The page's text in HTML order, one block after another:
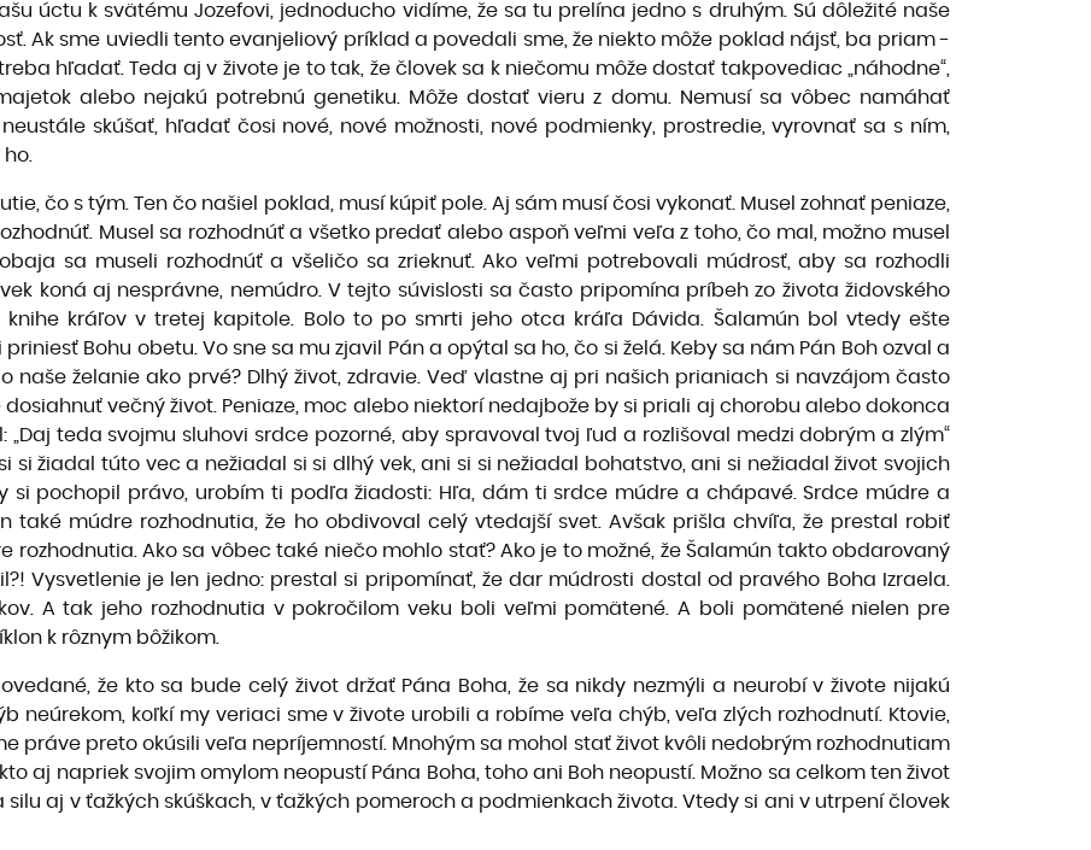
úctu k svätému Jozefovi, jednoducho vidíme, že sa tu prelína jedno s druhým. Sú dôležité naše
Ak sme uviedli tento evanjeliový príklad a povedali sme, že niekto môže poklad nájsť, ba priam -
hľadať. Teda aj v živote je to tak, že človek sa k niečomu môže dostať takpovediac „náhodne“,
alebo nejakú potrebnú genetiku. Môže dostať vieru z domu. Nemusí sa vôbec namáhať
skúšať, hľadať čosi nové, nové možnosti, nové podmienky, prostredie, vyrovnať sa s ním,
čo s tým. Ten čo našiel poklad, musí kúpiť pole. Aj sám musí čosi vykonať. Musel zohnať peniaze,
Musel sa rozhodnúť a všetko predať alebo aspoň veľmi veľa z toho, čo mal, možno musel
sa museli rozhodnúť a všeličo sa zrieknuť. Ako veľmi potrebovali múdrosť, aby sa rozhodli
koná aj nesprávne, nemúdro. V tejto súvislosti sa často pripomína príbeh zo života židovského
knihe kráľov v tretej kapitole. Bolo to po smrti jeho otca kráľa Dávida. Šalamún bol vtedy ešte
Bohu obetu. Vo sne sa mu zjavil Pán a opýtal sa ho, čo si želá. Keby sa nám Pán Boh ozval a
naše želanie ako prvé? Dlhý život, zdravie. Veď vlastne aj pri našich prianiach si navzájom často
večný život. Peniaze, moc alebo niektorí nedajbože by si priali aj chorobu alebo dokonca
teda svojmu sluhovi srdce pozorné, aby spravoval tvoj ľud a rozlišoval medzi dobrým a zlým“
si žiadal túto vec a nežiadal si si dlhý vek, ani si si nežiadal bohatstvo, ani si nežiadal život svojich
si pochopil právo, urobím ti podľa žiadosti: Hľa, dám ti srdce múdre a chápavé. Srdce múdre a
také múdre rozhodnutia, že ho obdivoval celý vtedajší svet. Avšak prišla chvíľa, že prestal robiť
Ako sa vôbec také niečo mohlo stať? Ako je to možné, že Šalamún takto obdarovaný
Vysvetlenie je len jedno: prestal si pripomínať, že dar múdrosti dostal od pravého Boha Izraela.
A tak jeho rozhodnutia v pokročilom veku boli veľmi pomätené. A boli pomätené nielen pre
k rôznym bôžikom.
že kto sa bude celý život držať Pána Boha, že sa nikdy nezmýli a neurobí v živote nijakú
neúrekom, koľkí my veriaci sme v živote urobili a robíme veľa chýb, veľa zlých rozhodnutí. Ktovie,
práve preto okúsili veľa nepríjemností. Mnohým sa mohol stať život kvôli nedobrým rozhodnutiam
aj napriek svojim omylom neopustí Pána Boha, toho ani Boh neopustí. Možno sa celkom ten život
silu aj v ťažkých skúškach, v ťažkých pomeroch a podmienkach života. Vtedy si ani v utrpení človek